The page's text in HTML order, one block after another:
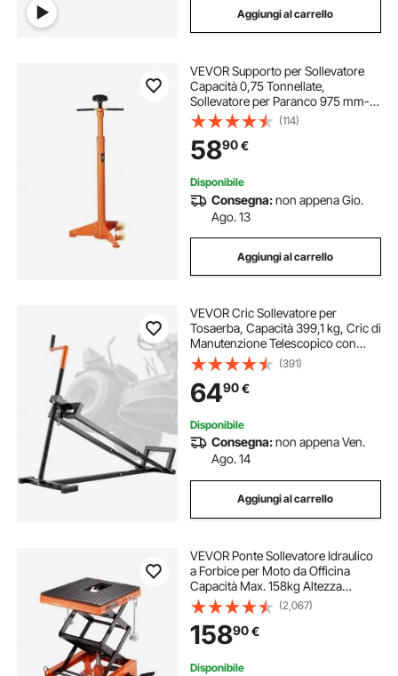
Aggiungi al carrello
VEVOR Supporto per Sollevatore
Capacità 0,75 Tonnellate,
Sollevatore per Paranco 975 mm-
1915 mm Maniglia Girevole Montata
su Cuscinetto, Supporto per
Paranco Vite Filettata
Autobloccante Garage
(114)
5890€
Disponibile
Consegna:non appena Gio.
Ago. 13
Aggiungi al carrello
VEVOR Cric Sollevatore per
Tosaerba, Capacità 399,1 kg, Cric di
Manutenzione Telescopico con
Manovella e Maniglia per
Elettroutensili, Sollevatore
Pieghevole per Trattorini da
Giardino e Tosaerba Nero
(391)
6490€
Disponibile
Consegna:non appena Ven.
Ago. 14
Aggiungi al carrello
VEVOR Ponte Sollevatore Idraulico
a Forbice per Moto da Officina
Capacità Max. 158kg Altezza
Regolabile 35-90,5cm, Ponte
Sollevatore Alzamoto da Officina
Operazione Idraulica Piattaforma
41,5 x 35 cm
(2,067)
15890€
Disponibile